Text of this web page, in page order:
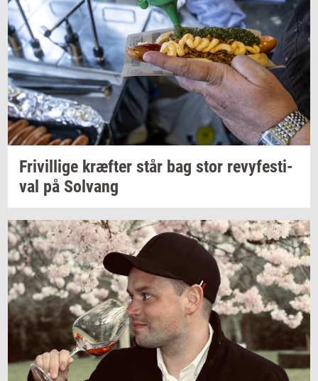
Fri­vil­li­ge kræf­ter står bag stor revy­festi­
val på Solvang